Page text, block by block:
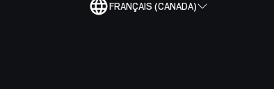
FRANÇAIS (CANADA)